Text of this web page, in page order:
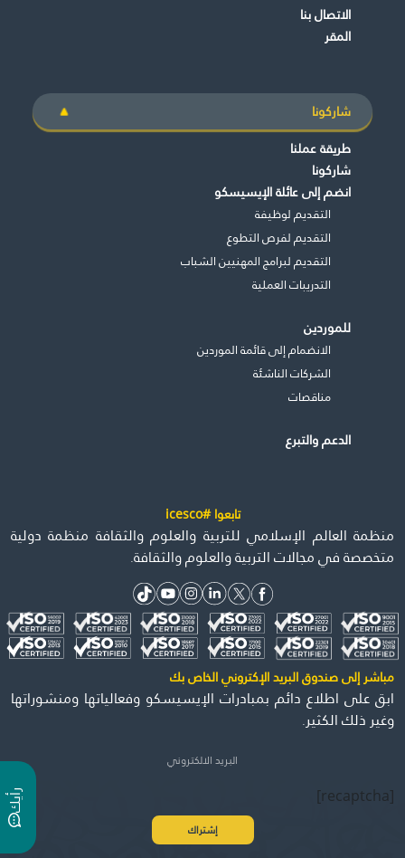
ر
أ
ي
ك
الاتصال بنا
المقر
شاركونا
طريقة عملنا
شاركونا
انضم إلى عائلة الإيسيسكو
التقديم لوظيفة
التقديم لفرص التطوع
التقديم لبرامج المهنيين الشباب
التدريبات العملية
للموردين
الانضمام إلى قائمة الموردين
الشركات الناشئة
مناقصات
الدعم والتبرع
تابعوا #icesco
منظمة العالم الإسلامي للتربية والعلوم والثقافة منظمة دولية
متخصصة في مجالات التربية والعلوم والثقافة.
مباشر إلى صندوق البريد الإكتروني الخاص بك
ابق على اطلاع دائم بمبادرات الإيسيسكو وفعالياتها ومنشوراتها
وغير ذلك الكثير.
[recaptcha]